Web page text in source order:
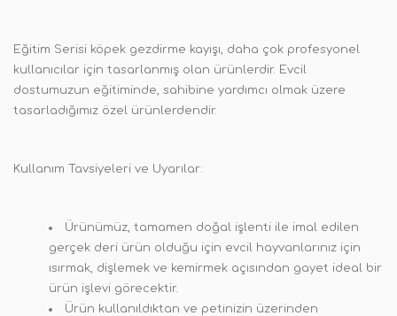
Eğitim Serisi köpek gezdirme kayışı, daha çok profesyonel
kullanıcılar için tasarlanmış olan ürünlerdir. Evcil
dostumuzun eğitiminde, sahibine yardımcı olmak üzere
tasarladığımız özel ürünlerdendir.
Kullanım Tavsiyeleri ve Uyarılar:
Ürünümüz, tamamen doğal işlenti ile imal edilen
gerçek deri ürün olduğu için evcil hayvanlarınız için
ısırmak, dişlemek ve kemirmek açısından gayet ideal bir
ürün işlevi görecektir.
Ürün kullanıldıktan ve petinizin üzerinden